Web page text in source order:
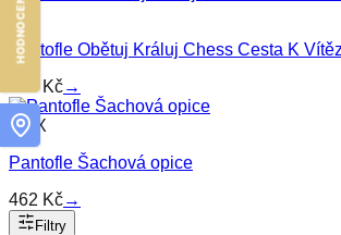
MIN
Pantofle Obětuj Králuj Chess Cesta K
Kč→
MAX
Pantofle Šachová opice
462 Kč→
Filtry